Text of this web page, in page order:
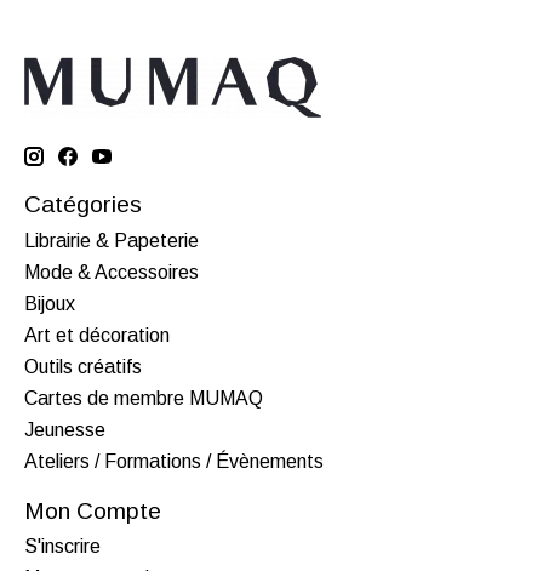
Catégories
Librairie & Papeterie
Mode & Accessoires
Bijoux
Art et décoration
Outils créatifs
Cartes de membre MUMAQ
Jeunesse
Ateliers / Formations / Évènements
Mon Compte
S'inscrire